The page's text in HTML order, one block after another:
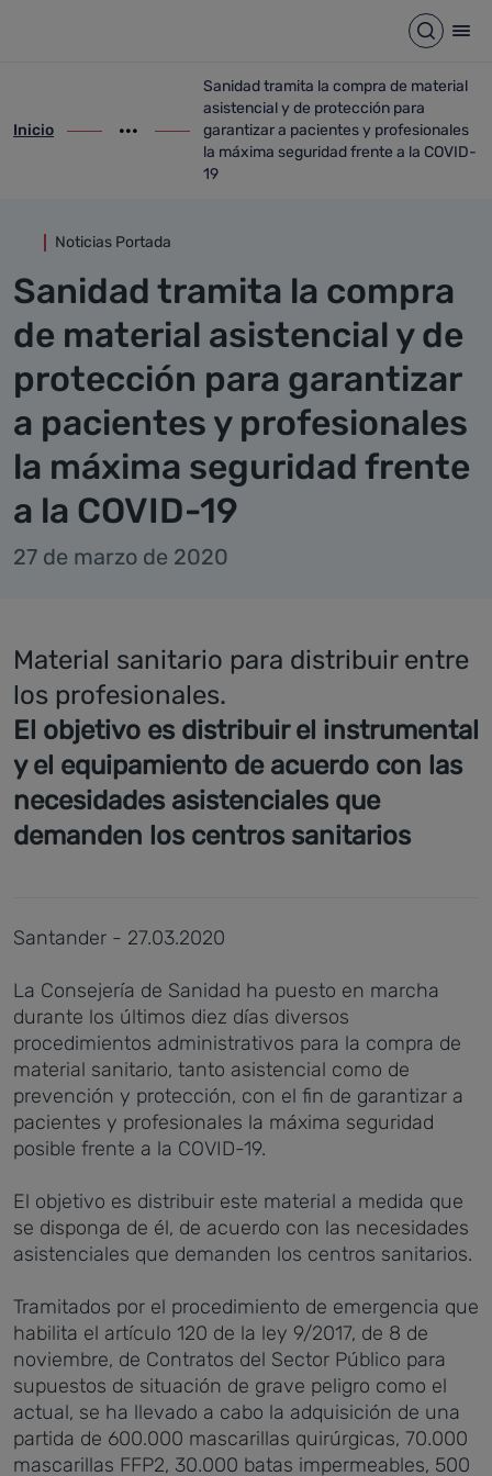
Abrir
ir-a inicio
Inicio
Mostrar opciones del camino de migas
ir-a Sanidad tramita la compra de
Sanidad tramita la compra de material
asistencial y de protección para
garantizar a pacientes y profesionales
la máxima seguridad frente a la COVID-
19
Noticias Portada
Sanidad tramita la compra
de material asistencial y de
protección para garantizar
a pacientes y profesionales
la máxima seguridad frente
a la COVID-19
27 de marzo de 2020
Material sanitario para distribuir entre
los profesionales.
El objetivo es distribuir el instrumental
y el equipamiento de acuerdo con las
necesidades asistenciales que
demanden los centros sanitarios
Santander - 27.03.2020
La Consejería de Sanidad ha puesto en marcha
durante los últimos diez días diversos
procedimientos administrativos para la compra de
material sanitario, tanto asistencial como de
prevención y protección, con el fin de garantizar a
pacientes y profesionales la máxima seguridad
posible frente a la COVID-19.
El objetivo es distribuir este material a medida que
se disponga de él, de acuerdo con las necesidades
asistenciales que demanden los centros sanitarios.
Tramitados por el procedimiento de emergencia que
habilita el artículo 120 de la ley 9/2017, de 8 de
noviembre, de Contratos del Sector Público para
supuestos de situación de grave peligro como el
actual, se ha llevado a cabo la adquisición de una
partida de 600.000 mascarillas quirúrgicas, 70.000
mascarillas FFP2, 30.000 batas impermeables, 500